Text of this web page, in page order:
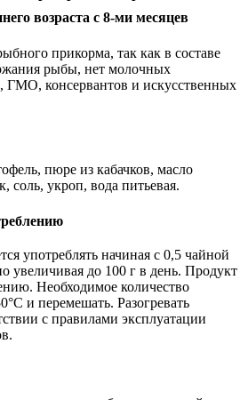
возраста с 8-ми месяцев
прикорма, так как в составе
рыбы, нет молочных
ГМО, консервантов и искусственных
пюре из кабачков, масло
соль, укроп, вода питьевая.
употреблять начиная с 0,5 чайной
увеличивая до 100 г в день. Продукт
Необходимое количество
и перемешать. Разогревать
с правилами эксплуатации